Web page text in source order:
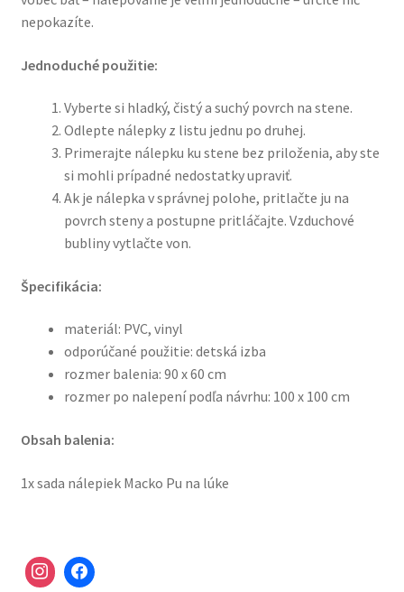
nepokazíte.
Jednoduché použitie:
Vyberte si hladký, čistý a suchý povrch na stene.
Odlepte nálepky z listu jednu po druhej.
Primerajte nálepku ku stene bez priloženia, aby ste
si mohli prípadné nedostatky upraviť.
Ak je nálepka v správnej polohe, pritlačte ju na
povrch steny a postupne pritláčajte. Vzduchové
bubliny vytlačte von.
Špecifikácia:
materiál: PVC, vinyl
odporúčané použitie: detská izba
rozmer balenia: 90 x 60 cm
rozmer po nalepení podľa návrhu: 100 x 100 cm
Obsah balenia:
1x sada nálepiek Macko Pu na lúke